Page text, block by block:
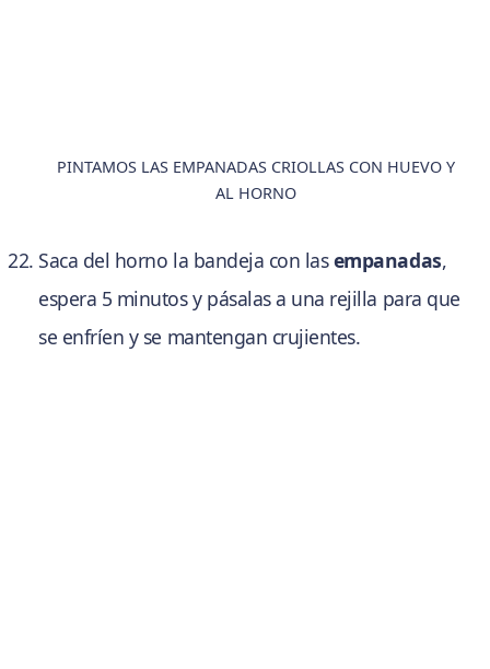
PINTAMOS LAS EMPANADAS CRIOLLAS CON HUEVO Y
AL HORNO
Saca del horno la bandeja con lasempanadas,
espera 5 minutos y pásalas a una rejilla para que
se enfríen y se mantengan crujientes.